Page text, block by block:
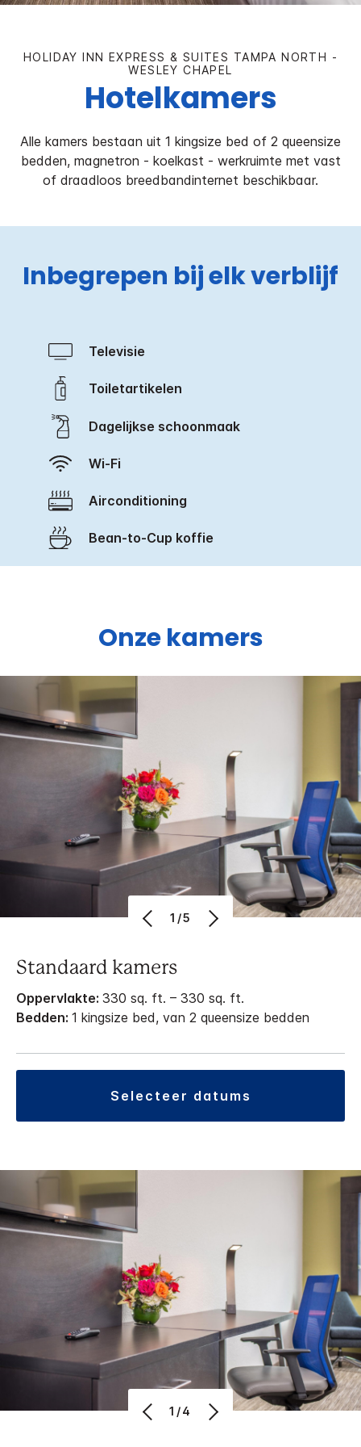
HOLIDAY INN EXPRESS & SUITES TAMPA NORTH -
WESLEY CHAPEL
Hotelkamers
Alle kamers bestaan uit 1 kingsize bed of 2 queensize
bedden, magnetron - koelkast - werkruimte met vast
of draadloos breedbandinternet beschikbaar.
Inbegrepen bij elk verblijf
Televisie
Toiletartikelen
Dagelijkse schoonmaak
Wi-Fi
Airconditioning
Bean-to-Cup koffie
Onze kamers
1/5
Standaard kamers
Oppervlakte: 330 sq. ft. – 330 sq. ft.
Bedden: 1 kingsize bed, van 2 queensize bedden
selecteer datums
1/4